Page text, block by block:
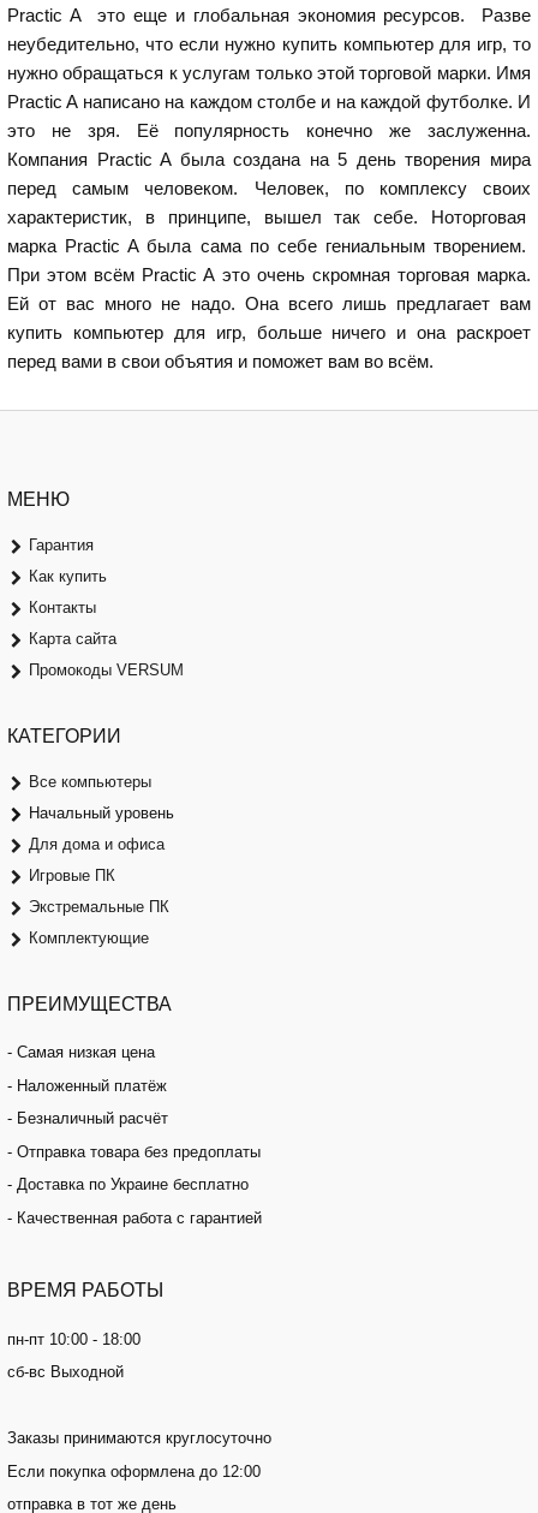
Practic A это еще и глобальная экономия ресурсов. Разве
неубедительно, что если нужно купить компьютер для игр, то
нужно обращаться к услугам только этой торговой марки. Имя
Practic A написано на каждом столбе и на каждой футболке. И
это не зря. Её популярность конечно же заслуженна.
Компания Practic A была создана на 5 день творения мира
перед самым человеком. Человек, по комплексу своих
характеристик, в принципе, вышел так себе. Ноторговая
марка Practic A была сама по себе гениальным творением.
При этом всём Practic A это очень скромная торговая марка.
Ей от вас много не надо. Она всего лишь предлагает вам
купить компьютер для игр, больше ничего и она раскроет
перед вами в свои объятия и поможет вам во всём.
МЕНЮ
Гарантия
Как купить
Контакты
Карта сайта
Промокоды VERSUM
КАТЕГОРИИ
Все компьютеры
Начальный уровень
Для дома и офиса
Игровые ПК
Экстремальные ПК
Комплектующие
ПРЕИМУЩЕСТВА
- Самая низкая цена
- Наложенный платёж
- Безналичный расчёт
- Отправка товара без предоплаты
- Доставка по Украине бесплатно
- Качественная работа с гарантией
ВРЕМЯ РАБОТЫ
пн-пт 10:00 - 18:00
сб-вс Выходной
Заказы принимаются круглосуточно
Если покупка оформлена до 12:00
отправка в тот же день